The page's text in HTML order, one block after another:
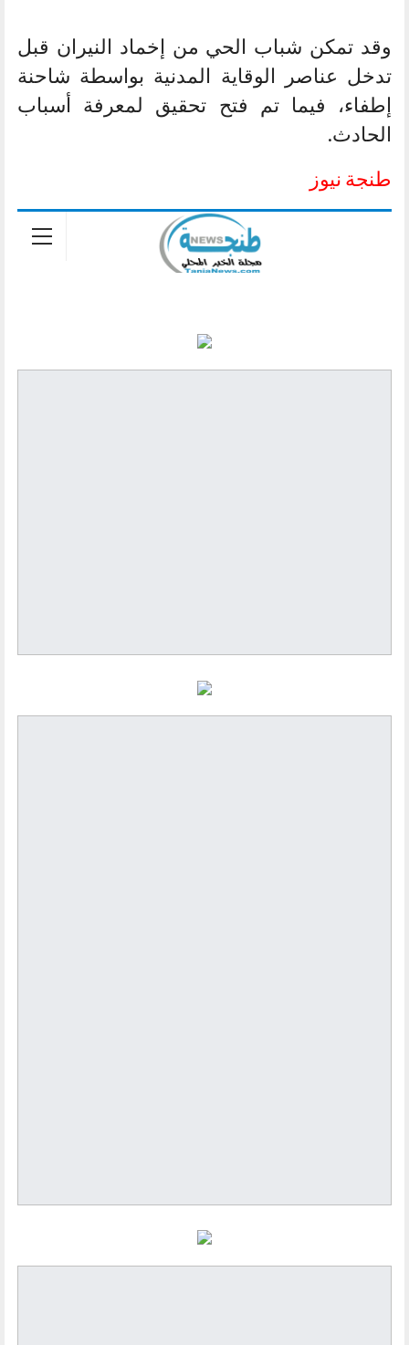
وقد تمكن شباب الحي من إخماد النيران قبل
تدخل عناصر الوقاية المدنية بواسطة شاحنة
إطفاء، فيما تم فتح تحقيق لمعرفة أسباب
الحادث.
طنجة نيوز